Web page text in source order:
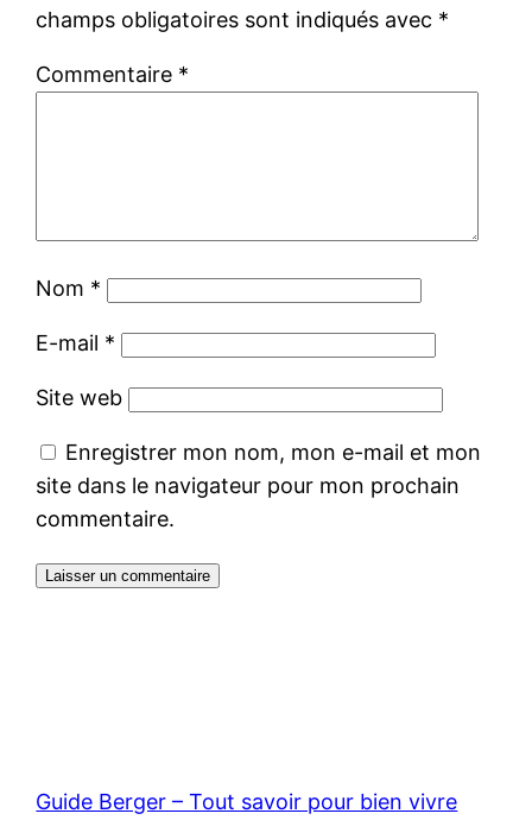
champs obligatoires sont indiqués avec *
Commentaire *
Nom *
E-mail *
Site web
Enregistrer mon nom, mon e-mail et mon
site dans le navigateur pour mon prochain
commentaire.
Guide Berger – Tout savoir pour bien vivre